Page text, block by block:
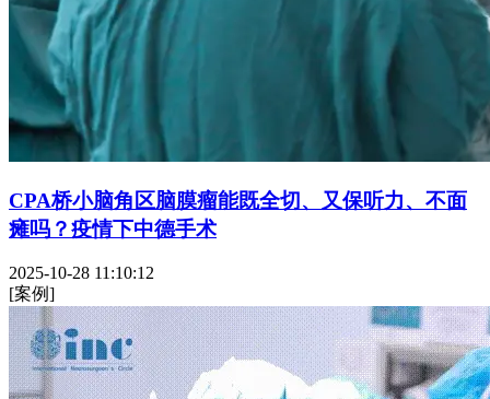
CPA桥小脑角区脑膜瘤能既全切、又保听力、不面
瘫吗？疫情下中德手术
2025-10-28 11:10:12
[案例]